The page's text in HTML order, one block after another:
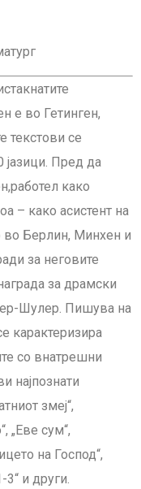
е во Гетинген,
текстови се
јазици. Пред да
како
– како асистент на
во Берлин, Минхен и
за неговите
за драмски
Шулер. Пишува на
карактеризира
со внатрешни
најпознати
змеј“,
„Еве сум“,
на Господ“,
3“ и други.